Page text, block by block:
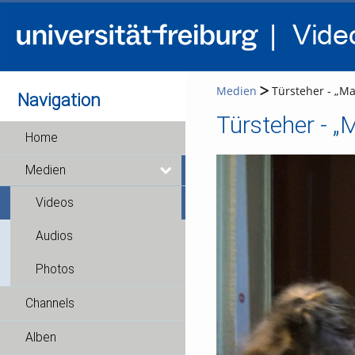
Navigation
Home
Medien
Videos
Audios
Photos
Channels
Alben
Medien Türsteher -
Türsteher -